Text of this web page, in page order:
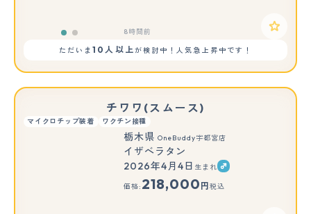
8時間前
ただいま10人以上が検討中！人気急上昇中です！
チワワ(スムース)
マイクロチップ装着 ワクチン接種
もっと見る
栃木県 OneBuddy宇都宮店
イザベラタン
2026年4月4日 生まれ
価格: 218,000 円 税込